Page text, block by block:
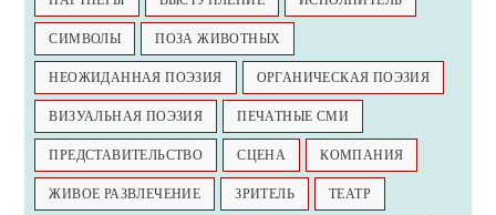
СИМВОЛЫ ПОЗА ЖИВОТНЫХ
НЕОЖИДАННАЯ ПОЭЗИЯ ОРГАНИЧЕСКАЯ ПОЭЗИЯ
ВИЗУАЛЬНАЯ ПОЭЗИЯ ПЕЧАТНЫЕ СМИ
ПРЕДСТАВИТЕЛЬСТВО СЦЕНА КОМПАНИЯ
ЖИВОЕ РАЗВЛЕЧЕНИЕ ЗРИТЕЛЬ ТЕАТР